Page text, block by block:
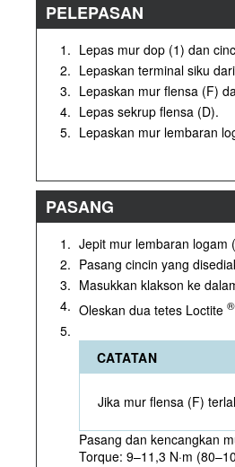
PELEPASAN
1. Lepas mur dop (1) dan
2. Lepaskan terminal siku
3. Lepaskan mur flensa (F)
4. Lepas sekrup flensa (D).
5. Lepaskan mur lembaran
PASANG
1. Jepit mur lembaran logam
2. Pasang cincin yang
3. Masukkan klakson ke
4. Oleskan dua tetes Loctite ®
5.
CATATAN
Jika mur flensa (F)
Pasang dan kencangkan
Torque: 9–11,3 N·m